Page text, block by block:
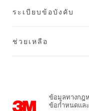
ระเบียบข้อบังคับ
ช่วยเหลือ
ข้อมูลทางกฎ
ข้อกำหนดแล